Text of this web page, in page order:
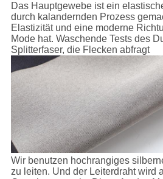
Das Hauptgewebe ist ein
durch kalandernden Prozess
Elastizität und eine moderne
Mode hat. Waschende Tests des
Splitterfaser, die Flecken abfragt
Wir benutzen hochrangiges
zu leiten. Und der Leiterdraht wird